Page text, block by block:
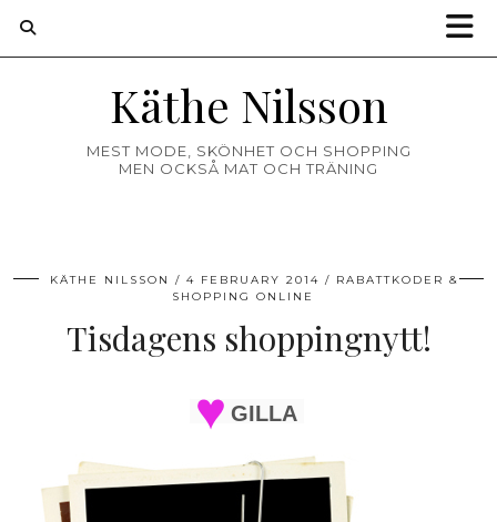
Käthe Nilsson
MEST MODE, SKÖNHET OCH SHOPPING
MEN OCKSÅ MAT OCH TRÄNING
KÄTHE NILSSON 4 FEBRUARY 2014
RABATTKODER &
SHOPPING ONLINE
Tisdagens shoppingnytt!
GILLA